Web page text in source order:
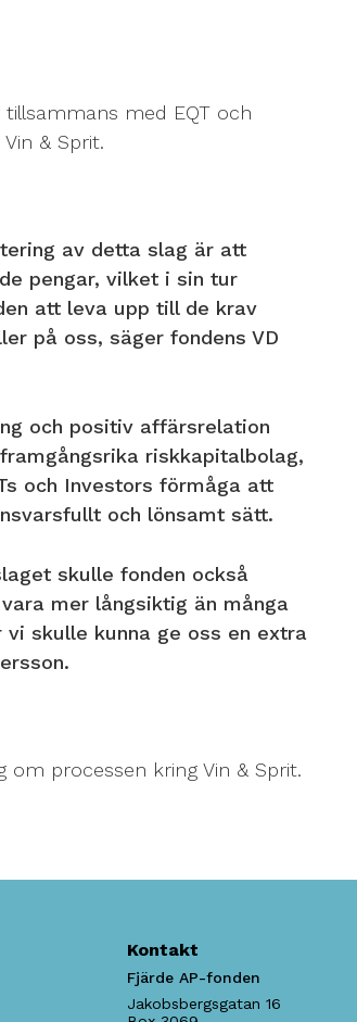
med EQT och
& Sprit.
av detta slag är att
pengar, vilket i sin tur
att leva upp till de krav
på oss, säger fondens VD
och positiv affärsrelation
riskkapitalbolag,
och Investors förmåga att
och lönsamt sätt.
skulle fonden också
mer långsiktig än många
skulle kunna ge oss en extra
om processen kring Vin & Sprit.
Kontakt
Fjärde AP-fonden
Jakobsbergsgatan 16